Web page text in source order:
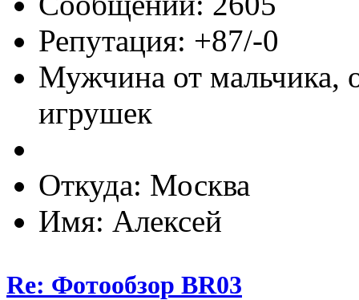
Репутация: +87/-0
Мужчина от мальчика,
игрушек
Откуда: Москва
Имя: Алексей
Re: Фотообзор BR03